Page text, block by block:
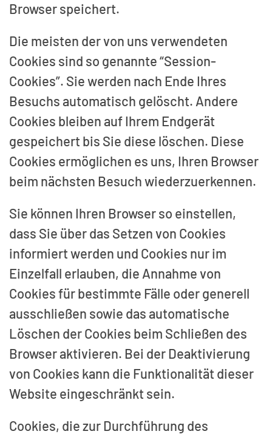
Browser speichert.
Die meisten der von uns verwendeten
Cookies sind so genannte “Session-
Cookies”. Sie werden nach Ende Ihres
Besuchs automatisch gelöscht. Andere
Cookies bleiben auf Ihrem Endgerät
gespeichert bis Sie diese löschen. Diese
Cookies ermöglichen es uns, Ihren Browser
beim nächsten Besuch wiederzuerkennen.
Sie können Ihren Browser so einstellen,
dass Sie über das Setzen von Cookies
informiert werden und Cookies nur im
Einzelfall erlauben, die Annahme von
Cookies für bestimmte Fälle oder generell
ausschließen sowie das automatische
Löschen der Cookies beim Schließen des
Browser aktivieren. Bei der Deaktivierung
von Cookies kann die Funktionalität dieser
Website eingeschränkt sein.
Cookies, die zur Durchführung des